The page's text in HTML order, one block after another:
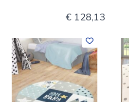
€ 128,13